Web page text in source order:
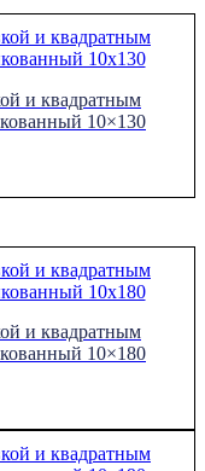
и квадратным
10×130
и квадратным
10×180